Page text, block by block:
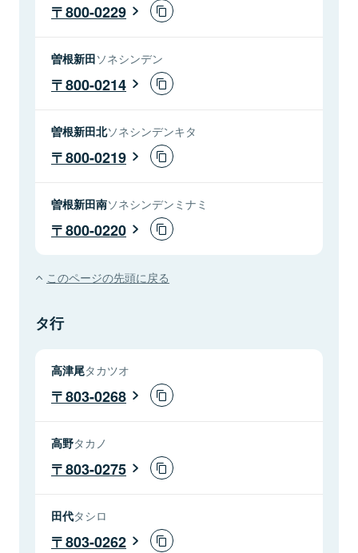
800-0229
曽根新田ソネシンデン
800-0214
曽根新田北ソネシンデンキタ
800-0219
曽根新田南ソネシンデンミナミ
800-0220
このページの先頭に戻る
タ行
高津尾タカツオ
803-0268
高野タカノ
803-0275
田代タシロ
803-0262